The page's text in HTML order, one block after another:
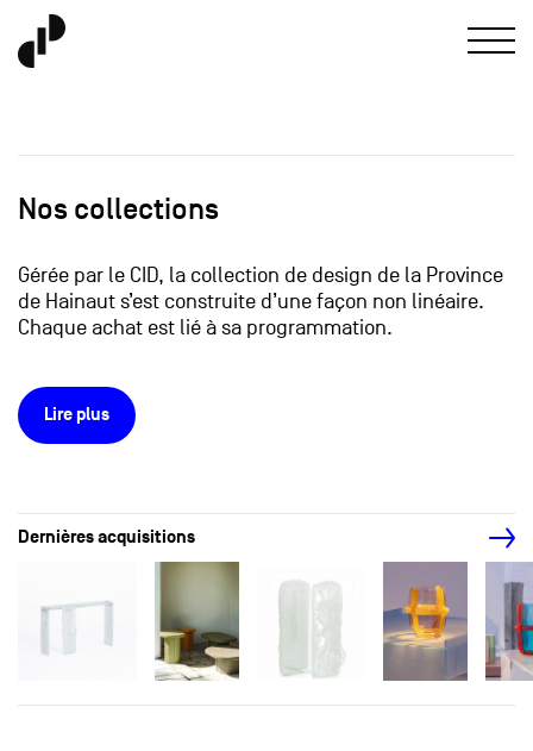
Nos collections
Gérée par le CID, la collection de design de la Province
de Hainaut s’est construite d’une façon non linéaire.
Chaque achat est lié à sa programmation.
Lire plus
Dernières acquisitions